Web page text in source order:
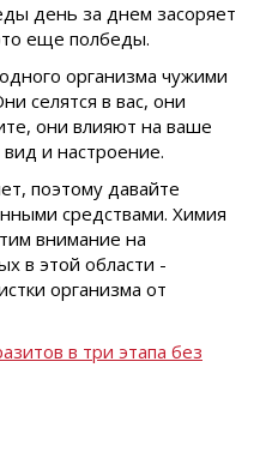
день за днем засоряет
еще полбеды.
организма чужими
селятся в вас, они
они влияют на ваше
и настроение.
поэтому давайте
средствами. Химия
внимание на
в этой области -
организма от
в три этапа без